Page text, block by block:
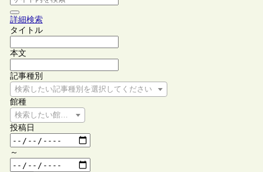
詳細検索
タイトル
本文
記事種別
検索したい記事種別を選択してください
館種
検索したい館種を選択してください
投稿日
～